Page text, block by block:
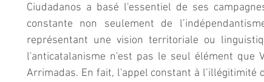
Ciudadanos a basé l'essentiel de ses
constante non seulement de
représentant une vision territoriale ou
l'anticatalanisme n'est pas le seul élément que
Arrimadas. En fait, l'appel constant à l’illégitimité